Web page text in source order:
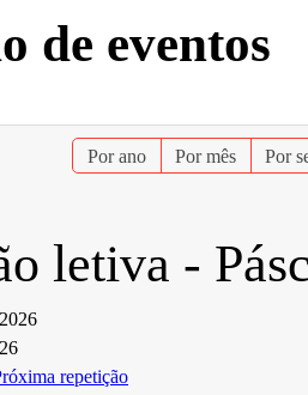
de eventos
Por ano Por mês Por
letiva -
repetição